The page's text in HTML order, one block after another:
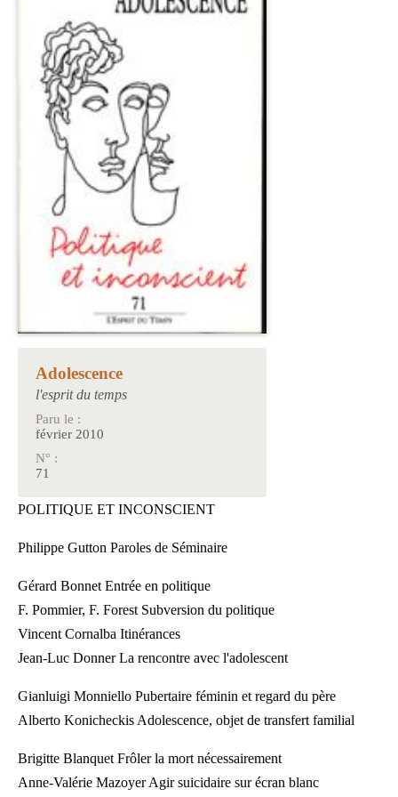
Adolescence
l'esprit du temps
Paru le :
février 2010
N° :
71
POLITIQUE ET INCONSCIENT
Philippe Gutton Paroles de Séminaire
Gérard Bonnet Entrée en politique
F. Pommier, F. Forest Subversion du politique
Vincent Cornalba Itinérances
Jean-Luc Donner La rencontre avec l'adolescent
Gianluigi Monniello Pubertaire féminin et regard du père
Alberto Konicheckis Adolescence, objet de transfert familial
Brigitte Blanquet Frôler la mort nécessairement
Anne-Valérie Mazoyer Agir suicidaire sur écran blanc